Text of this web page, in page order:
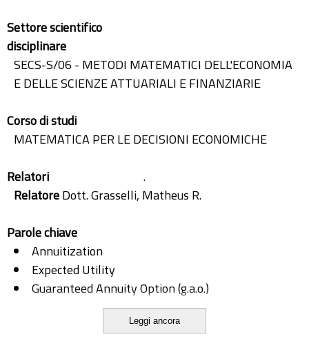
Settore scientifico
disciplinare
SECS-S/06 - METODI MATEMATICI DELL'ECONOMIA
E DELLE SCIENZE ATTUARIALI E FINANZIARIE
Corso di studi
MATEMATICA PER LE DECISIONI ECONOMICHE
Relatori
.
RelatoreDott. Grasselli, Matheus R.
Parole chiave
Annuitization
Expected Utility
Guaranteed Annuity Option (g.a.o.)
Hamilton-Jacobi-Bellman equations.
Incomplete MarketsLeggi ancora